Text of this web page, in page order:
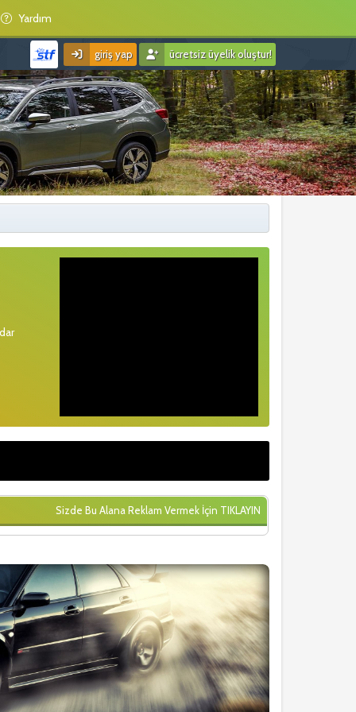
Yardım
giriş yap ücretsiz üyelik oluştur!
Sizde Bu Alana Reklam Vermek İçin TIKLAYIN